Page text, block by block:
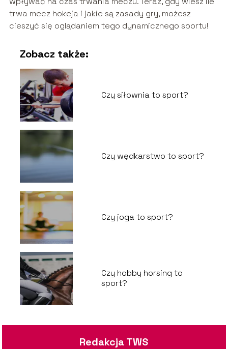
trwa mecz hokeja i jakie są zasady gry, możesz
cieszyć się oglądaniem tego dynamicznego sportu!
Zobacz także:
Czy siłownia to sport?
Czy wędkarstwo to sport?
Czy joga to sport?
Czy hobby horsing to
sport?
Redakcja TWS